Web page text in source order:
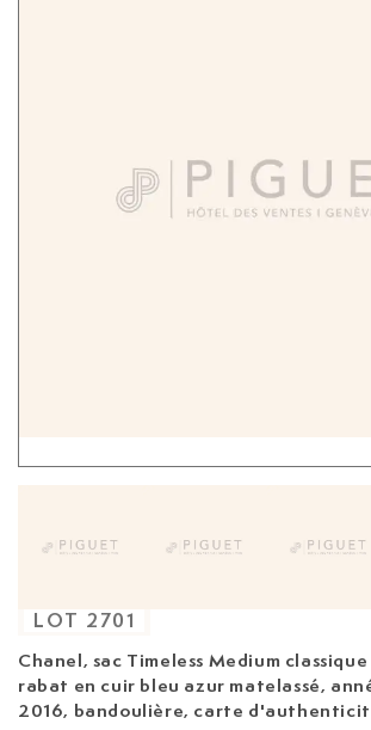
Chanel, sac Timeless Medium
rabat en cuir bleu azur matelassé,
2016, bandoulière, carte
LOT 2701